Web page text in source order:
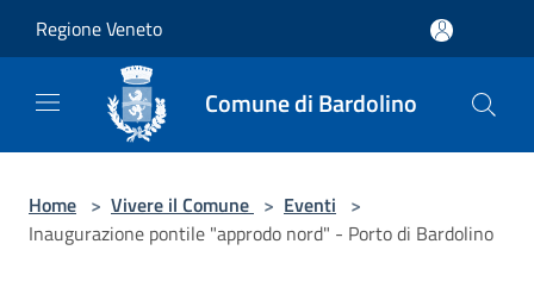
Regione Veneto
Comune di Bardolino
Home > Vivere il Comune > Eventi >
Inaugurazione pontile "approdo nord" - Porto di Bardolino